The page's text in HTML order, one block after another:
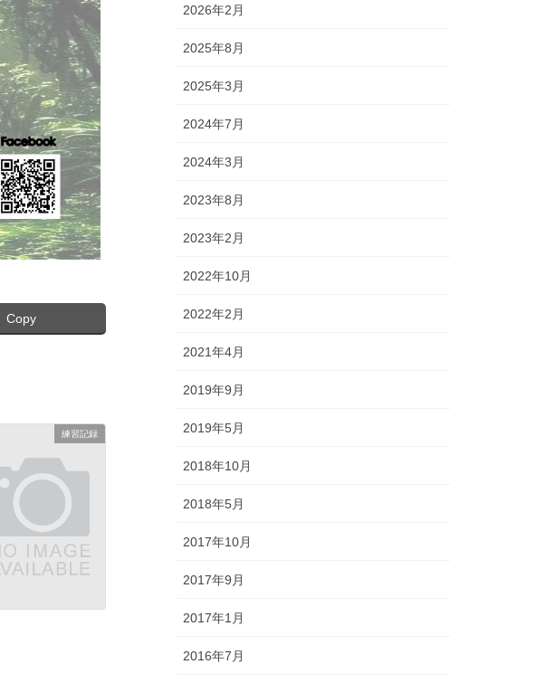
Copy
練習記録
2026年2月
2025年8月
2025年3月
2024年7月
2024年3月
2023年8月
2023年2月
2022年10月
2022年2月
2021年4月
2019年9月
2019年5月
2018年10月
2018年5月
2017年10月
2017年9月
2017年1月
2016年7月